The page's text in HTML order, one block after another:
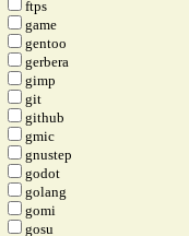
ftps
game
gentoo
gerbera
gimp
git
github
gmic
gnustep
godot
golang
gomi
gosu